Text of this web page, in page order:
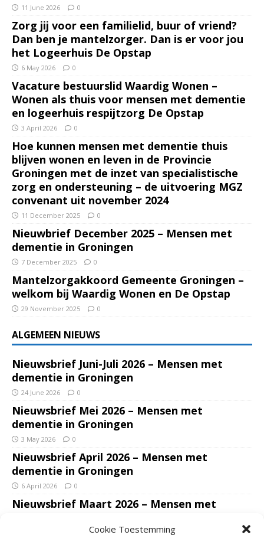
Cookie Toestemming
11 June 2026 0
Zorg jij voor een familielid, buur of vriend?
Dan ben je mantelzorger. Dan is er voor jou
het Logeerhuis De Opstap
6 May 2026 0
Vacature bestuurslid Waardig Wonen –
Wonen als thuis voor mensen met dementie
en logeerhuis respijtzorg De Opstap
3 April 2026 0
Hoe kunnen mensen met dementie thuis
blijven wonen en leven in de Provincie
Groningen met de inzet van specialistische
zorg en ondersteuning – de uitvoering MGZ
convenant uit november 2024
11 December 2025 0
Nieuwbrief December 2025 – Mensen met
dementie in Groningen
7 December 2025 0
Mantelzorgakkoord Gemeente Groningen –
welkom bij Waardig Wonen en De Opstap
29 November 2025 0
ALGEMEEN NIEUWS
Nieuwsbrief Juni-Juli 2026 – Mensen met
dementie in Groningen
24 June 2026 0
Nieuwsbrief Mei 2026 – Mensen met
dementie in Groningen
3 May 2026 0
Nieuwsbrief April 2026 – Mensen met
dementie in Groningen
6 April 2026 0
Nieuwsbrief Maart 2026 – Mensen met